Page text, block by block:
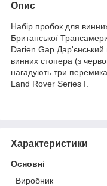
Опис
Набір пробок для
Британської
Darien Gap Дар'єнський
винних стопера (з
нагадують три
Land Rover Series I.
Характеристики
Основні
Виробник